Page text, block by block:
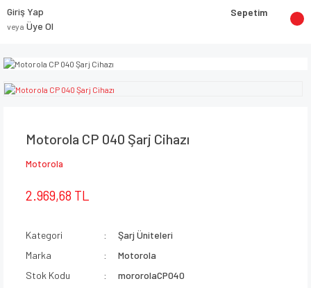
Giriş Yap
veya Üye Ol
Sepetim
Motorola CP 040 Şarj Cihazı
Motorola
2.969,68 TL
Kategori
Şarj Üniteleri
Marka
Motorola
Stok Kodu
mororolaCP040